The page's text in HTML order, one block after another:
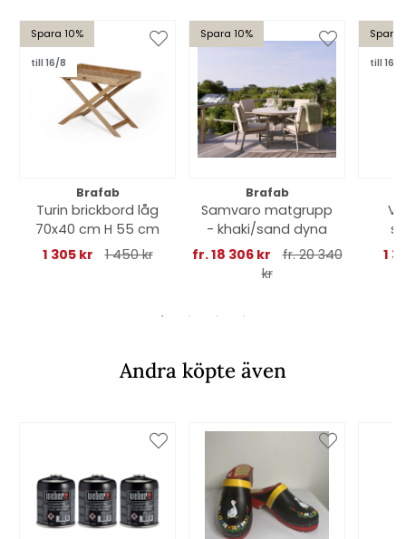
Spara 10%
till 16/8
Brafab
Turin brickbord låg
70x40 cm H 55 cm
1 305 kr
1 450 kr
Spara 10%
Brafab
Samvaro matgrupp
- khaki/sand dyna
fr. 18 306 kr
fr. 20 340
kr
Spara
till 16/8
1
Andra köpte även